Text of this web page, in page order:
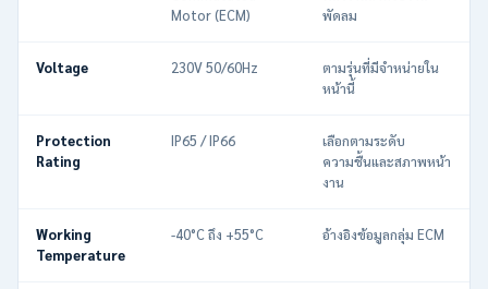
Motor (ECM)
พัดลม
Voltage 230V 50/60Hz
ตามรุ่นที่มีจำหน่ายใน
หน้านี้
Protection
Rating
IP65 / IP66
เลือกตามระดับ
ความชื้นและสภาพหน้า
งาน
Working
Temperature
-40°C ถึง +55°C อ้างอิงข้อมูลกลุ่ม ECM